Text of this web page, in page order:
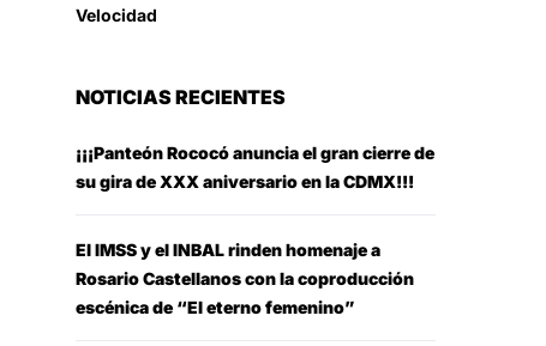
Velocidad
NOTICIAS RECIENTES
¡¡¡Panteón Rococó anuncia el gran cierre de
su gira de XXX aniversario en la CDMX!!!
El IMSS y el INBAL rinden homenaje a
Rosario Castellanos con la coproducción
escénica de “El eterno femenino”